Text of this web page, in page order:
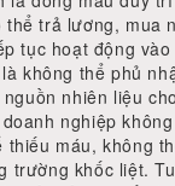
trả lương, mua
tục hoạt động
không thể phủ
nhiên liệu
nghiệp
máu, không
trường khốc liệt.